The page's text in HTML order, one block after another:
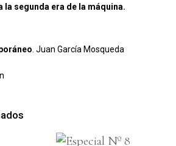
la segunda era de la máquina.
. Juan García Mosqueda